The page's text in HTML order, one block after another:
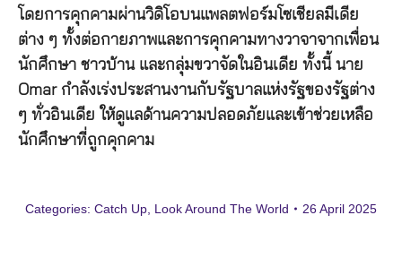
โดยการคุกคามผ่านวิดิโอบนแพลตฟอร์มโซเชียลมีเดีย
ต่าง ๆ ทั้งต่อกายภาพและการคุกคามทางวาจาจากเพื่อน
นักศึกษา ชาวบ้าน และกลุ่มขวาจัดในอินเดีย ทั้งนี้ นาย
Omar กำลังเร่งประสานงานกับรัฐบาลแห่งรัฐของรัฐต่าง
ๆ ทั่วอินเดีย ให้ดูแลด้านความปลอดภัยและเข้าช่วยเหลือ
นักศึกษาที่ถูกคุกคาม
Categories: Catch Up, Look Around The World 26 April 2025